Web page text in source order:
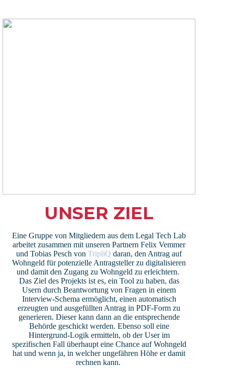
UNSER ZIEL
Eine Gruppe von Mitgliedern aus dem Legal Tech Lab
arbeitet zusammen mit unseren Partnern Felix Vemmer
und Tobias Pesch vonTripliQ daran, den Antrag auf
Wohngeld für potenzielle Antragsteller zu digitalisieren
und damit den Zugang zu Wohngeld zu erleichtern.
Das Ziel des Projekts ist es, ein Tool zu haben, das
Usern durch Beantwortung von Fragen in einem
Interview-Schema ermöglicht, einen automatisch
erzeugten und ausgefüllten Antrag in PDF-Form zu
generieren. Dieser kann dann an die entsprechende
Behörde geschickt werden. Ebenso soll eine
Hintergrund-Logik ermitteln, ob der User im
spezifischen Fall überhaupt eine Chance auf Wohngeld
hat und wenn ja, in welcher ungefähren Höhe er damit
rechnen kann.